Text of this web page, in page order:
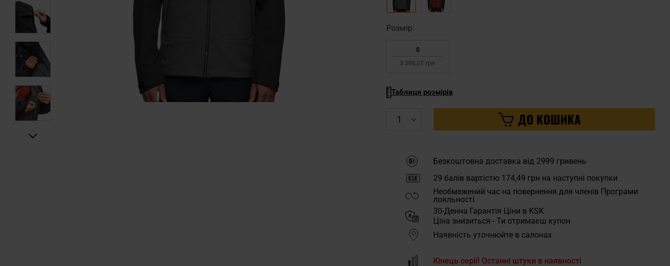
Pозмір:
S
3 598,07 грн
Таблиця розмірів
ДО КОШИКА
Безкоштовна доставка від 2999 гривень
29 балів вартістю 174,49 грн на наступні покупки
Необмежений час на повернення для членів Програми
лояльності
30-Денна Гарантія Ціни в KSK
Ціна знизиться - Ти отримаєш купон
Наявність уточнюйте в салонах
Кінець серії! Останні штуки в наявності